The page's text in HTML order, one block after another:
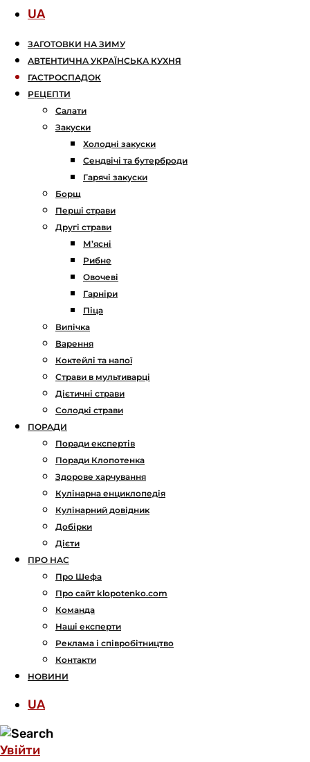
UA
ЗАГОТОВКИ НА ЗИМУ
АВТЕНТИЧНА УКРАЇНСЬКА КУХНЯ
ГАСТРОСПАДОК
РЕЦЕПТИ
Салати
Закуски
Холодні закуски
Сендвічі та бутерброди
Гарячі закуски
Борщ
Перші страви
Другі страви
М’ясні
Рибне
Овочеві
Гарніри
Піца
Випічка
Варення
Коктейлі та напої
Страви в мультиварці
Дієтичні страви
Солодкі страви
ПОРАДИ
Поради експертів
Поради Клопотенка
Здорове харчування
Кулінарна енциклопедія
Кулінарний довідник
Добірки
Дієти
ПРО НАС
Про Шефа
Про сайт klopotenko.com
Команда
Наші експерти
Реклама і співробітництво
Контакти
НОВИНИ
UA
Увійти